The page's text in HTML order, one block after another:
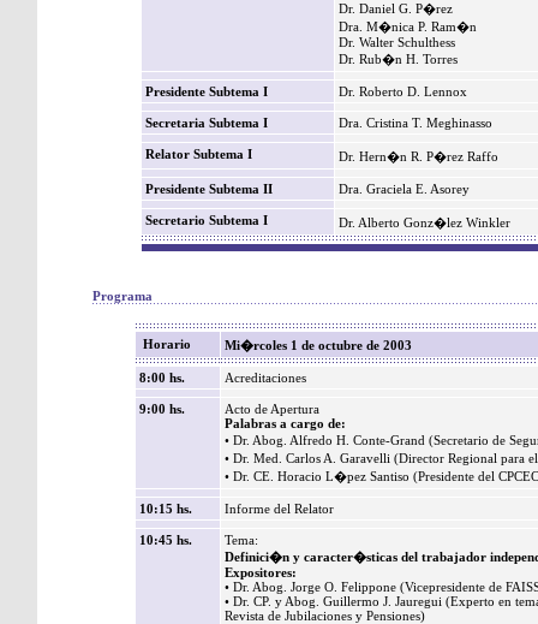
Dr. Daniel G. P�rez
Dra. M�nica P. Ram�n
Dr. Walter Schulthess
Dr. Rub�n H. Torres
Presidente Subtema I Dr. Roberto D. Lennox
Secretaria Subtema I Dra. Cristina T. Meghinasso
Relator Subtema I Dr. Hern�n R. P�rez Raffo
Presidente Subtema II Dra. Graciela E. Asorey
Secretario Subtema I Dr. Alberto Gonz�lez Winkler
Programa
Horario Mi�rcoles 1 de octubre de 2003
8:00 hs. Acreditaciones
9:00 hs.
Acto de Apertura
Palabras a cargo de:
• Dr. Abog. Alfredo H. Conte-Grand (Secretario de
• Dr. Med. Carlos A. Garavelli (Director Regional para
• Dr. CE. Horacio L�pez Santiso (Presidente del
10:15 hs. Informe del Relator
10:45 hs.
Tema:
Definici�n y caracter�sticas del trabajador
Expositores:
• Dr. Abog. Jorge O. Felippone (Vicepresidente de
• Dr. CP. y Abog. Guillermo J. Jauregui (Experto en
Revista de Jubilaciones y Pensiones)